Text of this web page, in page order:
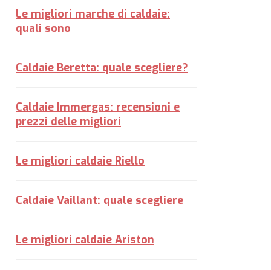
Le migliori marche di caldaie:
quali sono
Caldaie Beretta: quale scegliere?
Caldaie Immergas: recensioni e
prezzi delle migliori
Le migliori caldaie Riello
Caldaie Vaillant: quale scegliere
Le migliori caldaie Ariston